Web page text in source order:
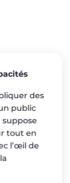
des
public
suppose
tout en
l’œil de